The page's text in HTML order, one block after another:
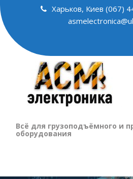
Skip
to
content
Харьков, Киев (067)
Всё для грузоподъёмного и
оборудования